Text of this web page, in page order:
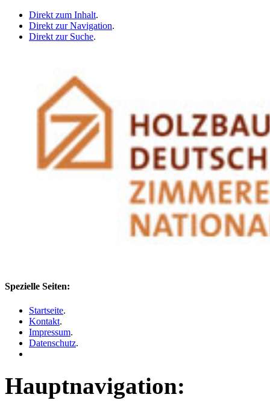
Direkt zum Inhalt.
Direkt zur Navigation.
Direkt zur Suche.
Spezielle Seiten:
Startseite.
Kontakt.
Impressum.
Datenschutz.
Hauptnavigation: